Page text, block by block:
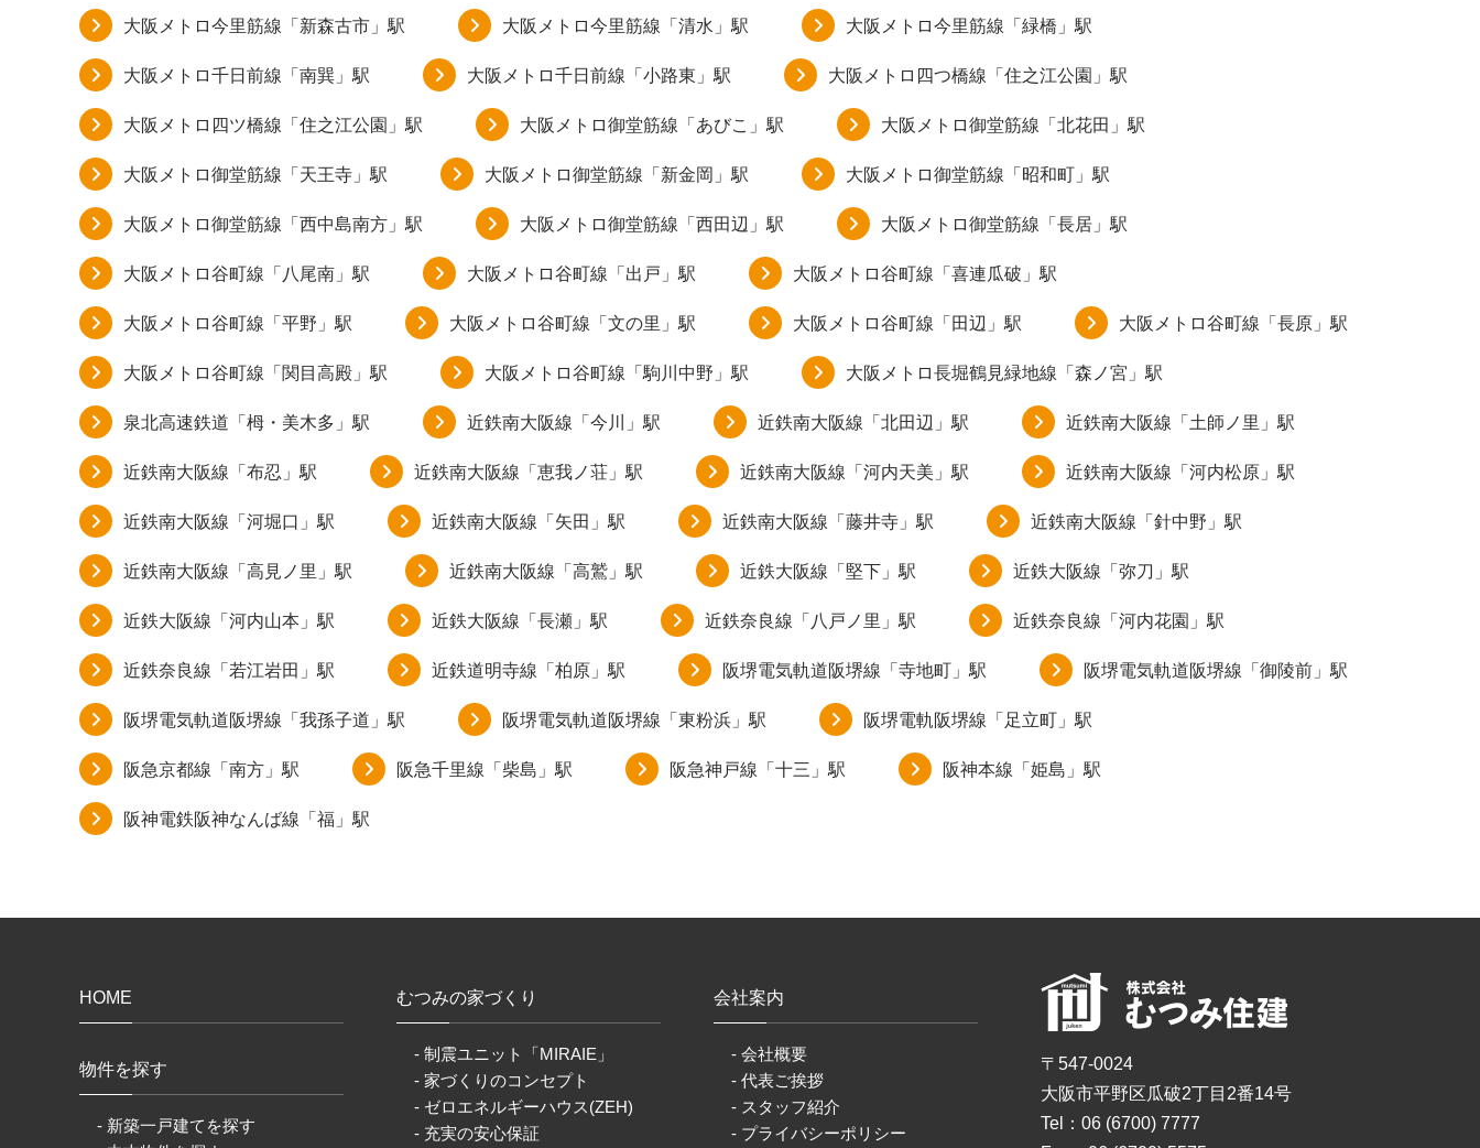
大阪メトロ今里筋線「新森古市」駅 大阪メトロ今里筋線「清水」駅 大阪メトロ今里筋線「緑橋」駅
大阪メトロ千日前線「南巽」駅 大阪メトロ千日前線「小路東」駅 大阪メトロ四つ橋線「住之江公園」駅
大阪メトロ四ツ橋線「住之江公園」駅 大阪メトロ御堂筋線「あびこ」駅 大阪メトロ御堂筋線「北花田」駅
大阪メトロ御堂筋線「天王寺」駅 大阪メトロ御堂筋線「新金岡」駅 大阪メトロ御堂筋線「昭和町」駅
大阪メトロ御堂筋線「西中島南方」駅 大阪メトロ御堂筋線「西田辺」駅 大阪メトロ御堂筋線「長居」駅
大阪メトロ谷町線「八尾南」駅 大阪メトロ谷町線「出戸」駅 大阪メトロ谷町線「喜連瓜破」駅
大阪メトロ谷町線「平野」駅 大阪メトロ谷町線「文の里」駅 大阪メトロ谷町線「田辺」駅 大阪メトロ谷町線「長原」駅
大阪メトロ谷町線「関目高殿」駅 大阪メトロ谷町線「駒川中野」駅 大阪メトロ長堀鶴見緑地線「森ノ宮」駅
泉北高速鉄道「栂・美木多」駅 近鉄南大阪線「今川」駅 近鉄南大阪線「北田辺」駅 近鉄南大阪線「土師ノ里」駅
近鉄南大阪線「布忍」駅 近鉄南大阪線「恵我ノ荘」駅 近鉄南大阪線「河内天美」駅 近鉄南大阪線「河内松原」駅
近鉄南大阪線「河堀口」駅 近鉄南大阪線「矢田」駅 近鉄南大阪線「藤井寺」駅 近鉄南大阪線「針中野」駅
近鉄南大阪線「高見ノ里」駅 近鉄南大阪線「高鷲」駅 近鉄大阪線「堅下」駅 近鉄大阪線「弥刀」駅
近鉄大阪線「河内山本」駅 近鉄大阪線「長瀬」駅 近鉄奈良線「八戸ノ里」駅 近鉄奈良線「河内花園」駅
近鉄奈良線「若江岩田」駅 近鉄道明寺線「柏原」駅 阪堺電気軌道阪堺線「寺地町」駅 阪堺電気軌道阪堺線「御陵前」駅
阪堺電気軌道阪堺線「我孫子道」駅 阪堺電気軌道阪堺線「東粉浜」駅 阪堺電軌阪堺線「足立町」駅
阪急京都線「南方」駅 阪急千里線「柴島」駅 阪急神戸線「十三」駅 阪神本線「姫島」駅
阪神電鉄阪神なんば線「福」駅
HOME
物件を探す
- 新築一戸建てを探す
むつみの家づくり
- 制震ユニット「MIRAIE」
- 家づくりのコンセプト
- ゼロエネルギーハウス(ZEH)
- 充実の安心保証
会社案内
- 会社概要
- 代表ご挨拶
- スタッフ紹介
- プライバシーポリシー
〒547-0024
大阪市平野区瓜破2丁目2番14号
Tel：06 (6700) 7777